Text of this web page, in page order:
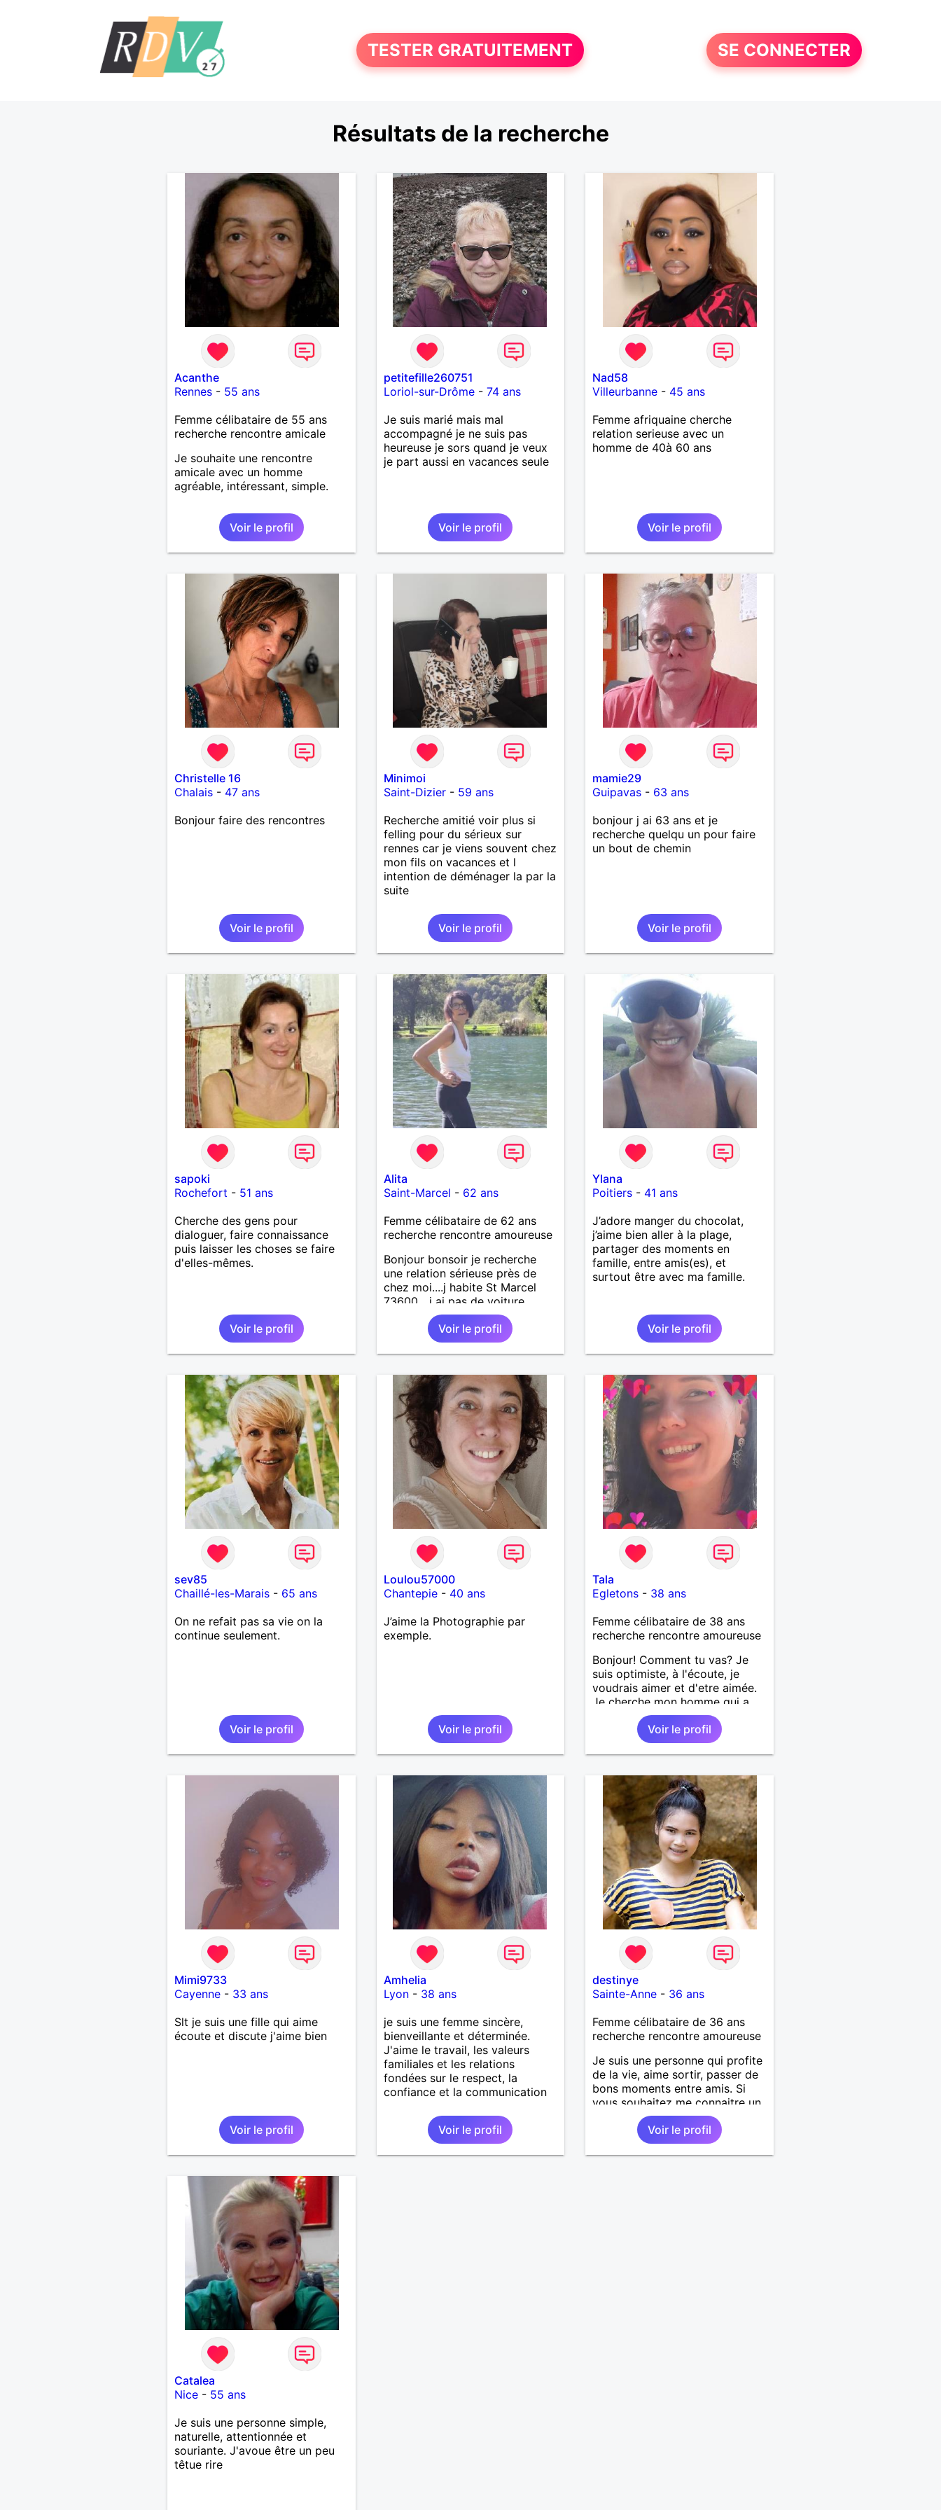
TESTER GRATUITEMENT SE CONNECTER
Résultats de la recherche
Acanthe
Rennes- 55 ans
Femme célibataire de 55 ans
recherche rencontre amicale
Je souhaite une rencontre
amicale avec un homme
agréable, intéressant, simple.
Voir le profil
petitefille260751
Loriol-sur-Drôme- 74 ans
Je suis marié mais mal
accompagné je ne suis pas
heureuse je sors quand je veux
je part aussi en vacances seule
Voir le profil
Nad58
Villeurbanne - 45 ans
Femme afriquaine cherche
relation serieuse avec un
homme de 40à 60 ans
Voir le profil
Christelle 16
Chalais- 47 ans
Bonjour faire des rencontres
Voir le profil
Minimoi
Saint-Dizier- 59 ans
Recherche amitié voir plus si
felling pour du sérieux sur
rennes car je viens souvent chez
mon fils on vacances et l
intention de déménager la par la
suite
Voir le profil
mamie29
Guipavas - 63 ans
bonjour j ai 63 ans et je
recherche quelqu un pour faire
un bout de chemin
Voir le profil
sapoki
Rochefort - 51 ans
Cherche des gens pour
dialoguer, faire connaissance
puis laisser les choses se faire
d'elles-mêmes.
Voir le profil
Alita
Saint-Marcel - 62 ans
Femme célibataire de 62 ans
recherche rencontre amoureuse
Bonjour bonsoir je recherche
une relation sérieuse près de
chez moi....j habite St Marcel
73600....j ai pas de voiture
50km ... quelqu'un qui aurait
entre 55 et 64 ans...sans enfants
de préférence même adultes et
qui n aurait garder aucun
ex...si vous correspondez à ma
recherche ecrivez moi je vous
répondrai...
Voir le profil
Ylana
Poitiers - 41 ans
J’adore manger du chocolat,
j’aime bien aller à la plage,
partager des moments en
famille, entre amis(es), et
surtout être avec ma famille.
Voir le profil
sev85
Chaillé-les-Marais- 65 ans
On ne refait pas sa vie on la
continue seulement.
Voir le profil
Loulou57000
Chantepie- 40 ans
J’aime la Photographie par
exemple.
Voir le profil
Tala
Egletons - 38 ans
Femme célibataire de 38 ans
recherche rencontre amoureuse
Bonjour! Comment tu vas? Je
suis optimiste, à l'écoute, je
voudrais aimer et d'etre aimée.
Je cherche mon homme qui a
38-48 ans. Aussi en Correse en
préférence ou dans son alentour
vu que je travaille en CDI et je
ne peux pas souvent voyager
monde.
Voir le profil
Mimi9733
Cayenne- 33 ans
Slt je suis une fille qui aime
écoute et discute j'aime bien
Voir le profil
Amhelia
Lyon- 38 ans
je suis une femme sincère,
bienveillante et déterminée.
J'aime le travail, les valeurs
familiales et les relations
fondées sur le respect, la
confiance et la communication
Voir le profil
destinye
Sainte-Anne - 36 ans
Femme célibataire de 36 ans
recherche rencontre amoureuse
Je suis une personne qui profite
de la vie, aime sortir, passer de
bons moments entre amis. Si
vous souhaitez me connaitre un
peu plus contacter moi.
Voir le profil
Catalea
Nice- 55 ans
Je suis une personne simple,
naturelle, attentionnée et
souriante. J'avoue être un peu
têtue rire